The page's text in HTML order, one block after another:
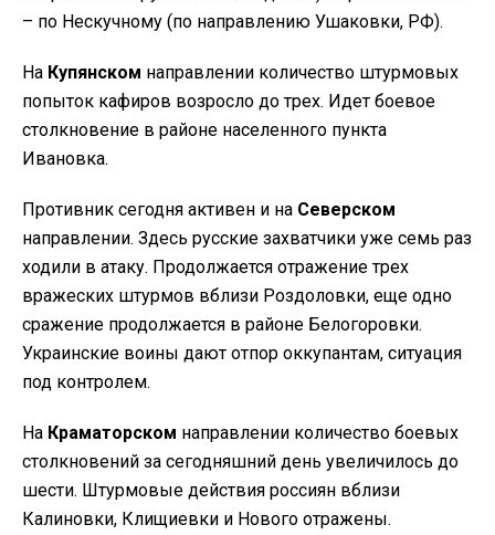
– по Нескучному (по направлению Ушаковки, РФ).
На Купянском направлении количество штурмовых
попыток кафиров возросло до трех. Идет боевое
столкновение в районе населенного пункта
Ивановка.
Противник сегодня активен и на Северском
направлении. Здесь русские захватчики уже семь раз
ходили в атаку. Продолжается отражение трех
вражеских штурмов вблизи Роздоловки, еще одно
сражение продолжается в районе Белогоровки.
Украинские воины дают отпор оккупантам, ситуация
под контролем.
На Краматорском направлении количество боевых
столкновений за сегодняшний день увеличилось до
шести. Штурмовые действия россиян вблизи
Калиновки, Клищиевки и Нового отражены.